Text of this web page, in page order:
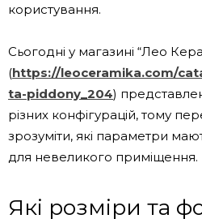
користування.
Сьогодні у магазині “Лео
(https://leoceramika.com/
ta-piddony_204)
різних конфігурацій, тому
зрозуміти, які параметри
для невеликого приміщення.
Які розміри та